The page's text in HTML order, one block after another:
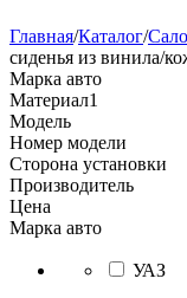
Главная/Каталог/
сиденья из винила/
Марка авто
Материал1
Модель
Номер модели
Сторона установки
Производитель
Цена
Марка авто
УАЗ